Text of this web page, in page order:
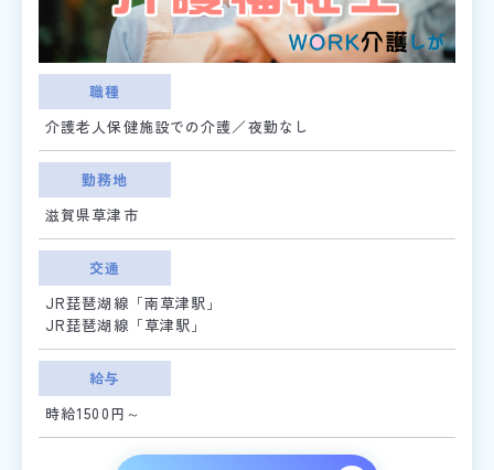
職種
介護老人保健施設での介護／夜勤なし
勤務地
滋賀県草津市
交通
JR琵琶湖線「南草津駅」
JR琵琶湖線「草津駅」
給与
時給1500円～